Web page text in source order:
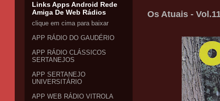
Os Atuais -
Links Apps Android Rede
Amiga De Web Rádios
clique em cima para baixar
APP RÁDIO DO GAUDÉRIO
APP RÁDIO CLÁSSICOS
SERTANEJOS
APP SERTANEJO
UNIVERSITÁRIO
APP WEB RÁDIO VITROLA